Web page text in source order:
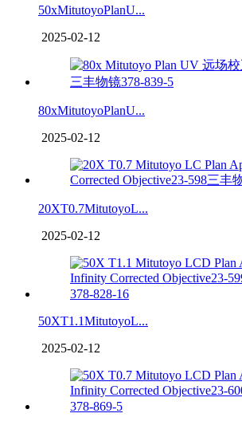
50xMitutoyoPlanU...
2025-02-12
80xMitutoyoPlanU...
2025-02-12
20XT0.7MitutoyoL...
2025-02-12
50XT1.1MitutoyoL...
2025-02-12